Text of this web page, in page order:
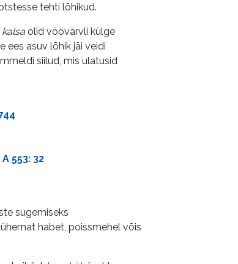
tehti lõhikud.
olid vöövärvli külge
ees asuv lõhik jäi veidi
siilud, mis ulatusid
A 553: 32
sugemiseks
habet, poissmehel võis